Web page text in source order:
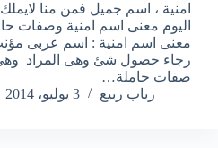
امنية ، اسم جميل فمن منا
اليوم معنى اسم امنية وصفات
معنى اسم امنية : اسم عربى
رجاء حصول شئ وهى المراد وهى
صفات حاملة…
رباب ربيع
3 يوليو، 2014